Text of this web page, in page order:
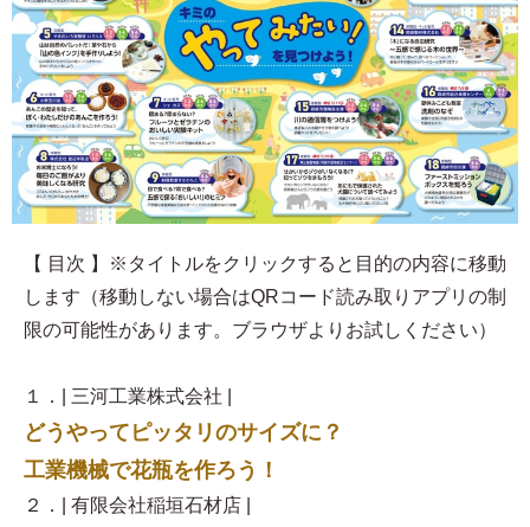
【 目次 】※タイトルをクリックすると目的の内容に移動
します（移動しない場合はQRコード読み取りアプリの制
限の可能性があります。ブラウザよりお試しください）
１．| 三河工業株式会社 |
どうやってピッタリのサイズに？
工業機械で花瓶を作ろう！
２．| 有限会社稲垣石材店 |